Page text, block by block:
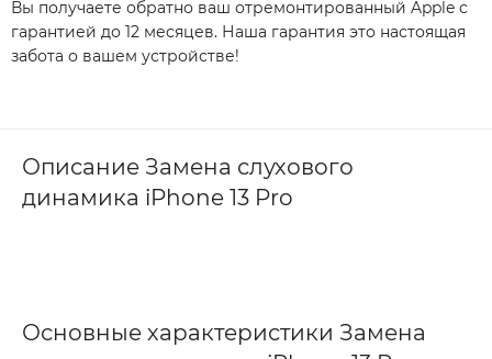
Вы получаете обратно ваш отремонтированный Apple с
гарантией до 12 месяцев. Наша гарантия это настоящая
забота о вашем устройстве!
Описание Замена слухового
динамика iPhone 13 Pro
Основные характеристики Замена